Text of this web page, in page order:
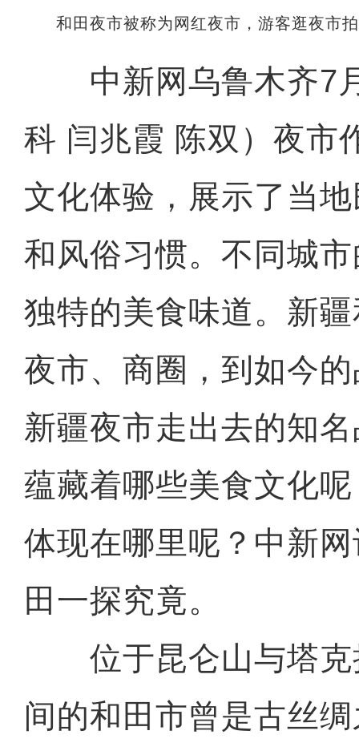
和田夜市被称为网红夜市，游客逛夜
中新网乌鲁木齐7
科 闫兆霞 陈双）夜市
文化体验，展示了当
和风俗习惯。不同城
独特的美食味道。新
夜市、商圈，到如今
新疆夜市走出去的知
蕴藏着哪些美食文化
体现在哪里呢？中新
田一探究竟。
位于昆仑山与塔克
间的和田市曾是古丝